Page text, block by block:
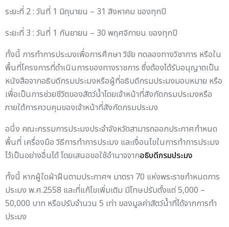
ระยะที่ 2 : วันที่ 1 มิถุนายน – 31 สิงหาคม ของทุกปี
ระยะที่ 3 : วันที่ 1 กันยายน – 30 พฤศจิกายน ของทุกปี
ทั้งนี้ การทำการประมงเพื่อการศึกษา วิจัย ทดลองทางวิชาการ หรือใน
พื้นที่โครงการที่ดำเนินการของทางราชการ ซึ่งต้องได้รับอนุญาตเป็น
หนังสือจากอธิบดีกรมประมงหรือผู้ที่อธิบดีกรมประมงมอบหมาย หรือ
เพื่อเป็นการช่วยชีวิตของสัตว์น้ำโดยเจ้าหน้าที่สังกัดกรมประมงหรือ
ภายใต้การควบคุมของเจ้าหน้าที่สังกัดกรมประมง
อนึ่ง คณะกรรมการประมงประจำจังหวัดสามารถออกประกาศกำหนด
พื้นที่ เครื่องมือ วิธีการทำการประมง และเงื่อนไขในการทำการประมง
ไว้เป็นอย่างอื่นได้ โดยเสนอขอใช้อำนาจจากอธิบดีกรมประมง
ทั้งนี้ หากผู้ใดฝ่าฝืนตามประกาศฯ มาตรา 70 แห่งพระราชกำหนดการ
ประมง พ.ศ.2558 และที่แก้ไขเพิ่มเติม มีโทษปรับตั้งแต่ 5,000 –
50,000 บาท หรือปรับจำนวน 5 เท่า ของมูลค่าสัตว์น้ำที่ได้จากการทำ
ประมง